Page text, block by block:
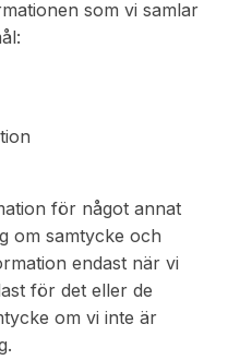
som vi samlar
för något annat
om samtycke och
endast när vi
för det eller de
om vi inte är